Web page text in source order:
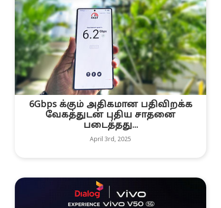
6Gbps க்கும் அதிகமான பதிவிறக்க
வேகத்துடன் புதிய சாதனை
படைத்தது...
April 3rd, 2025